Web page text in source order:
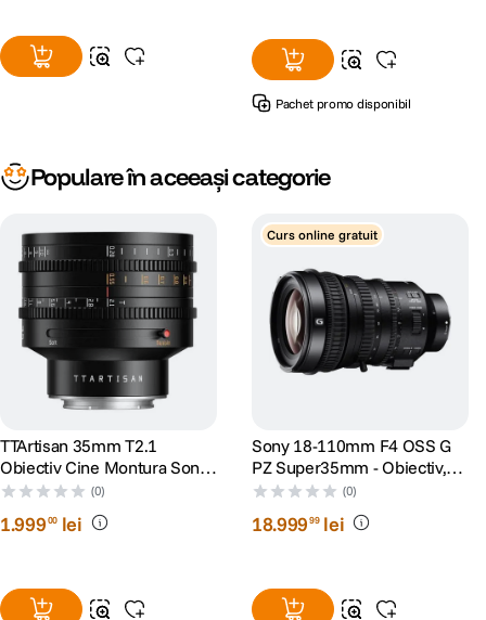
Pachet promo disponibil
Populare în aceeași categorie
TTArtisan 35mm T2.1
Obiectiv Cine Montura Sony
E
(0)
1.99900 lei
Curs online gratuit
Sony 18-110mm F4 OSS G
PZ Super35mm - Obiectiv,
Sony E
(0)
18.99999 lei